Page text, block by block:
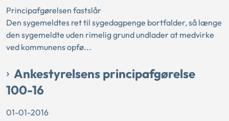
Principafgørelsen fastslår
Den sygemeldtes ret til sygedagpenge bortfalder, så længe
den sygemeldte uden rimelig grund undlader at medvirke
ved kommunens opfø...
Ankestyrelsens principafgørelse
100-16
01-01-2016